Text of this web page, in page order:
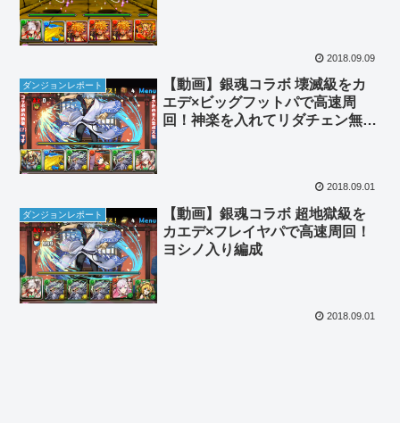
2018.09.09
ダンジョンレポート
【動画】銀魂コラボ 壊滅級をカ
エデ×ビッグフットパで高速周
回！神楽を入れてリダチェン無効
2018.09.01
ダンジョンレポート
【動画】銀魂コラボ 超地獄級を
カエデ×フレイヤパで高速周回！
ヨシノ入り編成
2018.09.01